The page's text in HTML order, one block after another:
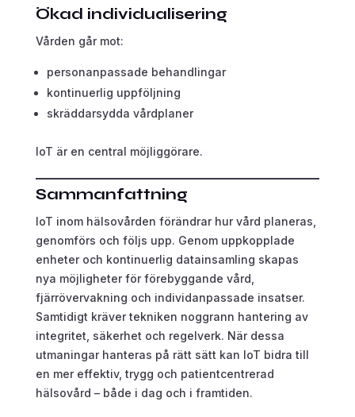
Ökad individualisering
Vården går mot:
personanpassade behandlingar
kontinuerlig uppföljning
skräddarsydda vårdplaner
IoT är en central möjliggörare.
Sammanfattning
IoT inom hälsovården förändrar hur vård planeras,
genomförs och följs upp. Genom uppkopplade
enheter och kontinuerlig datainsamling skapas
nya möjligheter för förebyggande vård,
fjärrövervakning och individanpassade insatser.
Samtidigt kräver tekniken noggrann hantering av
integritet, säkerhet och regelverk. När dessa
utmaningar hanteras på rätt sätt kan IoT bidra till
en mer effektiv, trygg och patientcentrerad
hälsovård – både i dag och i framtiden.